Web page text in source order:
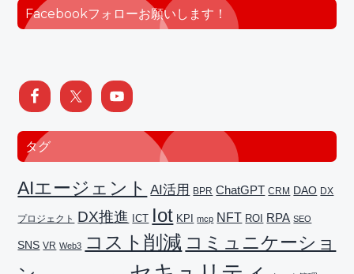
Facebookフォローお願いします！
タグ
AIエージェント AI活用 BPR ChatGPT CRM DAO DX
プロジェクト DX推進 ICT Iot KPI mcp NFT ROI RPA SEO
SNS VR Web3 コスト削減 コミュニケーショ